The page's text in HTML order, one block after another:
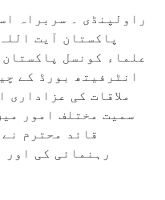
راولپنڈی ۔ سربراہ
پاکستان آیت
علماء کونسل
انٹرفیتھ بورڈ کے
ملاقات کی
سمیت مختلف امور
قائد محترم
رہنمائی کی اور